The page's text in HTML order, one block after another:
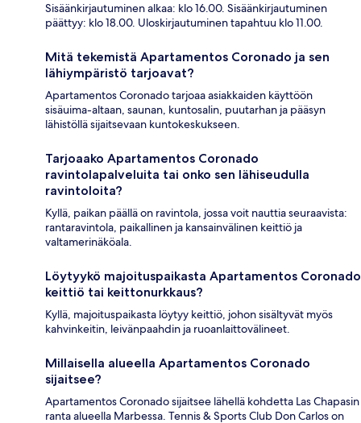
Sisäänkirjautuminen alkaa: klo 16.00. Sisäänkirjautuminen
päättyy: klo 18.00. Uloskirjautuminen tapahtuu klo 11.00.
Mitä tekemistä Apartamentos Coronado ja sen
lähiympäristö tarjoavat?
Apartamentos Coronado tarjoaa asiakkaiden käyttöön
sisäuima-altaan, saunan, kuntosalin, puutarhan ja pääsyn
lähistöllä sijaitsevaan kuntokeskukseen.
Tarjoaako Apartamentos Coronado
ravintolapalveluita tai onko sen lähiseudulla
ravintoloita?
Kyllä, paikan päällä on ravintola, jossa voit nauttia seuraavista:
rantaravintola, paikallinen ja kansainvälinen keittiö ja
valtamerinäköala.
Löytyykö majoituspaikasta Apartamentos Coronado
keittiö tai keittonurkkaus?
Kyllä, majoituspaikasta löytyy keittiö, johon sisältyvät myös
kahvinkeitin, leivänpaahdin ja ruoanlaittovälineet.
Millaisella alueella Apartamentos Coronado
sijaitsee?
Apartamentos Coronado sijaitsee lähellä kohdetta Las Chapasin
ranta alueella Marbessa. Tennis & Sports Club Don Carlos on